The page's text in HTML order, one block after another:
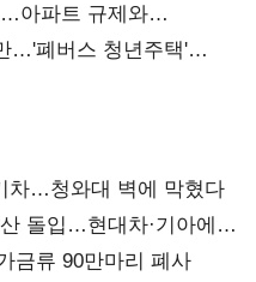
아파트 규제와
…'폐버스 청년주택'
차…청와대 벽에 막혔다
돌입…현대차·기아에
금류 90만마리 폐사